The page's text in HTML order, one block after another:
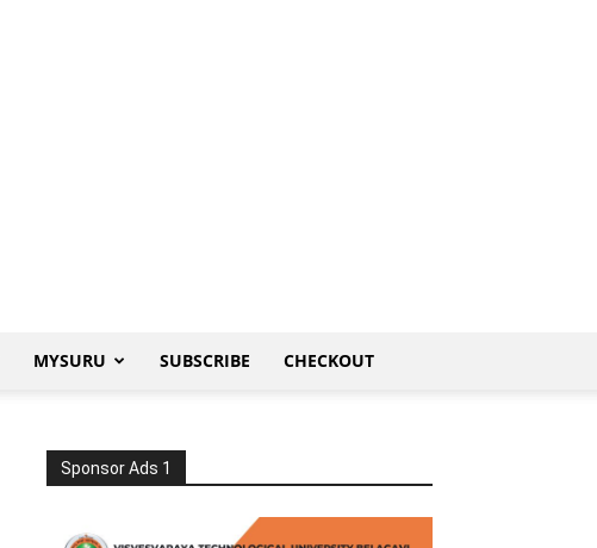
MYSURU SUBSCRIBE CHECKOUT
Sponsor Ads 1